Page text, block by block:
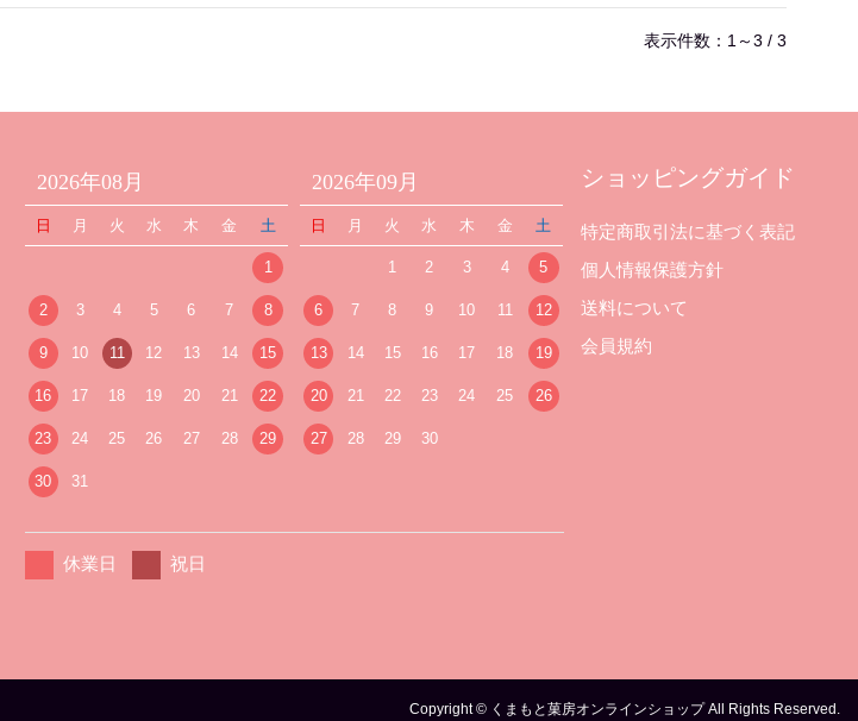
表示件数：1～3 / 3
2026年08月
日 月 火 水 木 金 土
1
2 3 4 5 6 7 8
9 10 11 12 13 14 15
16 17 18 19 20 21 22
23 24 25 26 27 28 29
30 31
2026年09月
日 月 火 水 木 金 土
1 2 3 4 5
6 7 8 9 10 11 12
13 14 15 16 17 18 19
20 21 22 23 24 25 26
27 28 29 30
休業日 祝日
ショッピングガイド
特定商取引法に基づく表記
個人情報保護方針
送料について
会員規約
Copyright © くまもと菓房オンラインショップ All Rights Reserved.